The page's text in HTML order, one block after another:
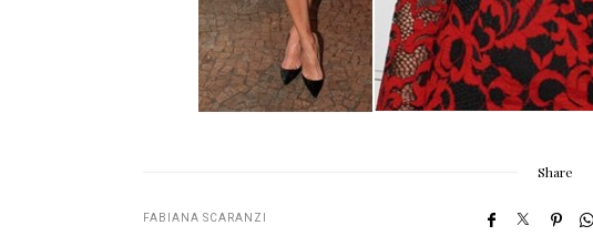
Share
FABIANA SCARANZI